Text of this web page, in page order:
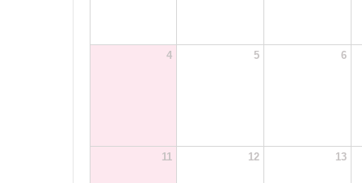
4 5 6
11 12 13